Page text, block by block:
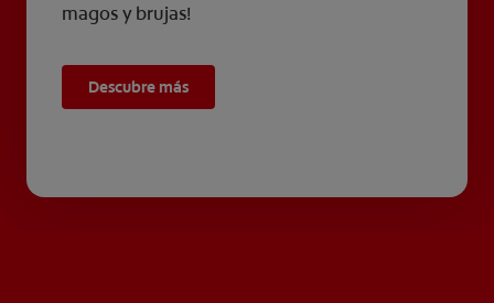
magos y brujas!
Descubre más